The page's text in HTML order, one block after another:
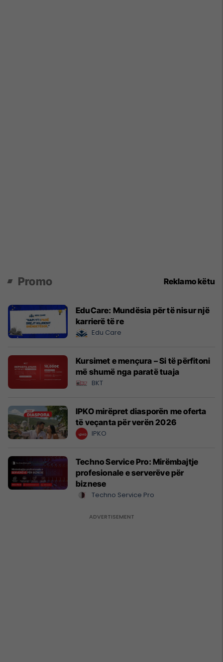
Promo Reklamo këtu
EduCare: Mundësia për të nisur një
karrierë të re
Edu Care
Kursimet e mençura – Si të përfitoni
më shumë nga paratë tuaja
BKT
IPKO mirëpret diasporën me oferta
të veçanta për verën 2026
IPKO
Techno Service Pro: Mirëmbajtje
profesionale e serverëve për
biznese
Techno Service Pro